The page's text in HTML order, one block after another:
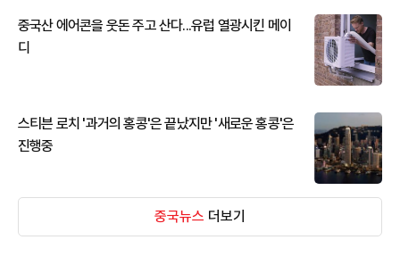
중국산 에어콘을 웃돈 주고 산다...유럽 열광시킨 메이
디
스티븐 로치 '과거의 홍콩'은 끝났지만 '새로운 홍콩'은
진행중
중국뉴스 더보기